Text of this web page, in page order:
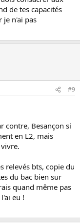
de tes capacités
je n'ai pas
#9
contre, Besançon si
en L2, mais
relevés bts, copie du
du bac bien sur
quand même pas
eu !